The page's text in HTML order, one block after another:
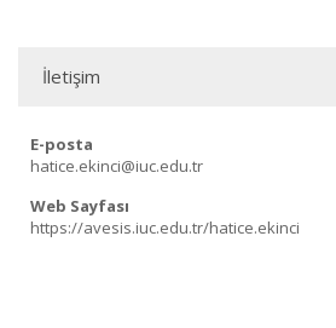
İletişim
E-posta
hatice.ekinci@iuc.edu.tr
Web Sayfası
https://avesis.iuc.edu.tr/hatice.ekinci